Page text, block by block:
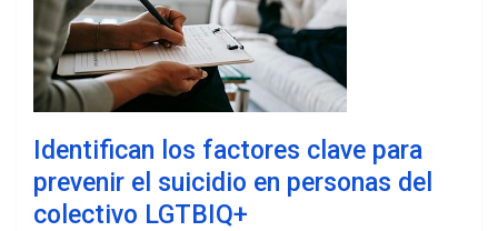
Identifican los factores clave para
prevenir el suicidio en personas del
colectivo LGTBIQ+